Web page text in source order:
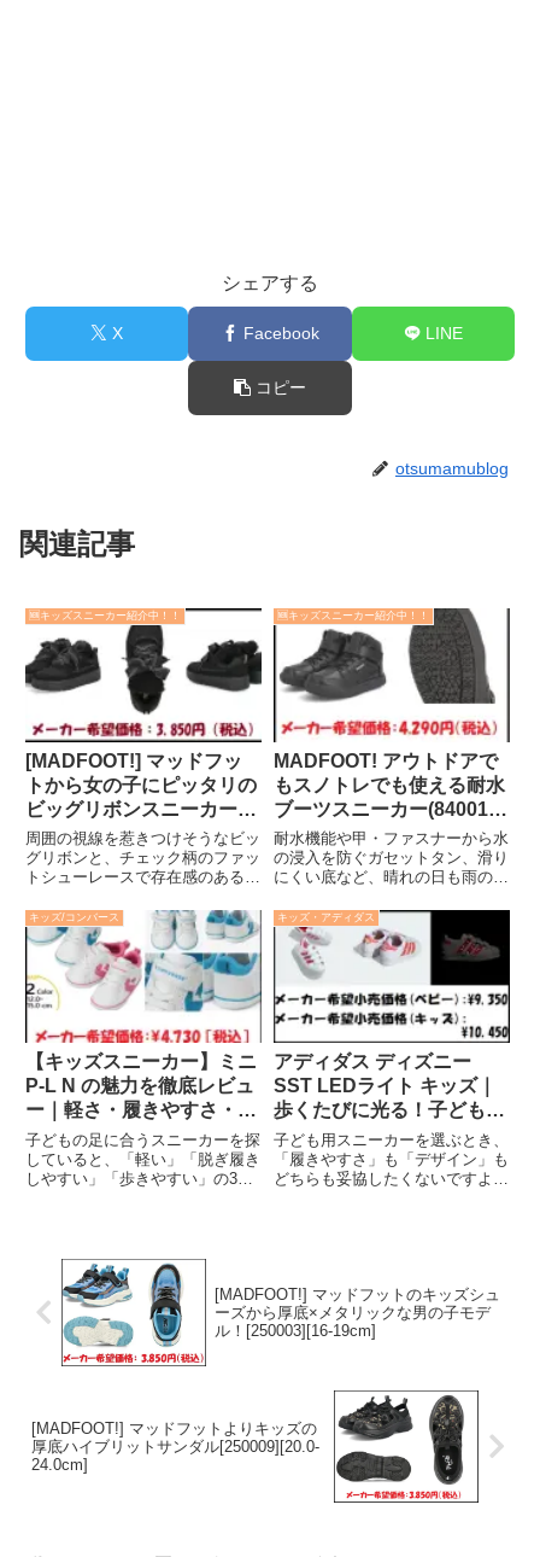
シェアする
X Facebook LINE
コピー
otsumamublog
関連記事
🆕キッズスニーカー紹介中！！
[MADFOOT!] マッドフッ
トから女の子にピッタリの
ビッグリボンスニーカー
【ふわふわボア厚底 】
[250031][20.0-24.0cm]
周囲の視線を惹きつけそうなビッ
グリボンと、チェック柄のファッ
トシューレースで存在感のある可
ングをガーリーに彩る厚底カジュ
アルスニーカーです☆特徴は？・
価格: 3,850円（税込）・カラー
展開:グレー・ブラック・...
🆕キッズスニーカー紹介中！！
MADFOOT! アウトドアで
もスノトレでも使える耐水
ブーツスニーカー(840016)
[19.0-24.0cm]
耐水機能や甲・ファスナーから水
の浸入を防ぐガセットタン、滑り
にくい底など、晴れの日も雨の日
のジュニア用ブーツスニーカーで
す！大人っぽいシンプルなデザイ
ンとウィンターシーズンにも心強
い機能を装備し、タウンから4
ア...
キッズ/コンバース
【キッズスニーカー】ミニ
P-L N の魅力を徹底レビュ
ー｜軽さ・履きやすさ・歩
きやすさが揃った人気モデ
ル（12.0-15.0cm)]
子どもの足に合うスニーカーを探
していると、「軽い」「脱ぎ履き
しやすい」「歩きやすい」の3つ
支持を集める 「ミニ P-L N」 で
す。シンプルで合わせや...
キッズ・アディダス
アディダス ディズニー
SST LEDライト キッズ｜
歩くたびに光る！子どもが
大喜びの人気スニーカー
(11.0-16.5cm/17.0-21.5cm)
子ども用スニーカーを選ぶとき、
「履きやすさ」も「デザイン」も
どちらも妥協したくないですよ
[MADFOOT!] マッドフットのキッズシュ
ーズから厚底×メタリックな男の子モデ
ル！[250003][16-19cm]
[MADFOOT!] マッドフットよりキッズの
厚底ハイブリットサンダル[250009][20.0-
24.0cm]